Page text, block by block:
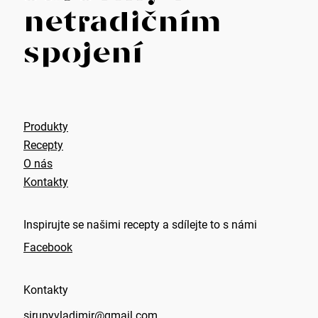
p
a
t
netradičním
spojení
Produkty
Recepty
O nás
Kontakty
Inspirujte se našimi recepty a sdílejte to s námi
Facebook
Kontakty